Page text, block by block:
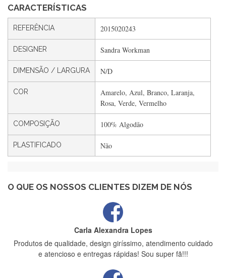
CARACTERÍSTICAS
REFERÊNCIA 2015020243
DESIGNER Sandra Workman
DIMENSÃO / LARGURA N/D
COR
Amarelo, Azul, Branco, Laranja,
Rosa, Verde, Vermelho
COMPOSIÇÃO 100% Algodão
PLASTIFICADO Não
O QUE OS NOSSOS CLIENTES DIZEM DE NÓS
Silvia André
Gostei ,Serviço bastante rápido. recomendo
Filipa Freire
Rápido, atendimento 5*. Hoje chegará a segunda encomenda
feita de muitas certamente❤️
estrelas
Carla Alexandra Lopes
Produtos de qualidade, design giríssimo, atendimento cuidado
e atencioso e entregas rápidas! Sou super fã!!!